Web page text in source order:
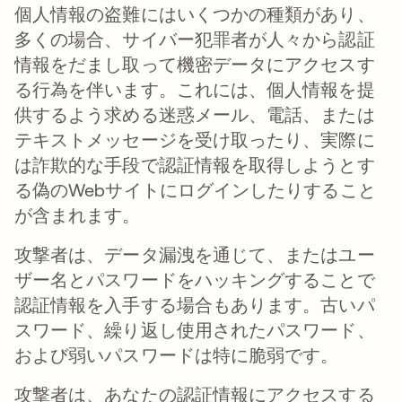
個人情報の盗難にはいくつかの種類があり、
多くの場合、サイバー犯罪者が人々から認証
情報をだまし取って機密データにアクセスす
る行為を伴います。これには、個人情報を提
供するよう求める迷惑メール、電話、または
テキストメッセージを受け取ったり、実際に
は詐欺的な手段で認証情報を取得しようとす
る偽のWebサイトにログインしたりすること
が含まれます。
攻撃者は、データ漏洩を通じて、またはユー
ザー名とパスワードをハッキングすることで
認証情報を入手する場合もあります。古いパ
スワード、繰り返し使用されたパスワード、
および弱いパスワードは特に脆弱です。
攻撃者は、あなたの認証情報にアクセスする